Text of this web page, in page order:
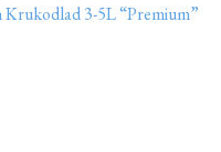
3-5L “Premium”